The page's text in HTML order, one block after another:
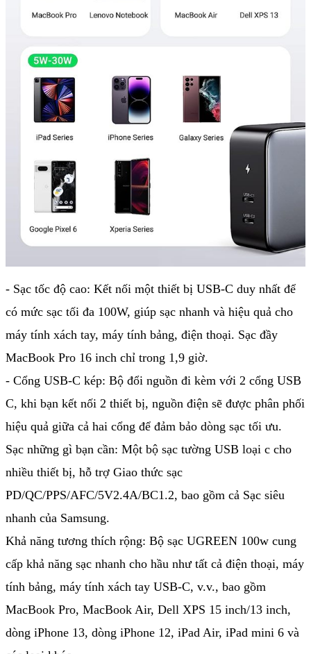
- Sạc tốc độ cao: Kết nối một thiết bị USB-C duy nhất để
có mức sạc tối đa 100W, giúp sạc nhanh và hiệu quả cho
máy tính xách tay, máy tính bảng, điện thoại. Sạc đầy
MacBook Pro 16 inch chỉ trong 1,9 giờ.
- Cổng USB-C kép: Bộ đổi nguồn đi kèm với 2 cổng USB
C, khi bạn kết nối 2 thiết bị, nguồn điện sẽ được phân phối
hiệu quả giữa cả hai cổng để đảm bảo dòng sạc tối ưu.
Sạc những gì bạn cần: Một bộ sạc tường USB loại c cho
nhiều thiết bị, hỗ trợ Giao thức sạc
PD/QC/PPS/AFC/5V2.4A/BC1.2, bao gồm cả Sạc siêu
nhanh của Samsung.
Khả năng tương thích rộng: Bộ sạc UGREEN 100w cung
cấp khả năng sạc nhanh cho hầu như tất cả điện thoại, máy
tính bảng, máy tính xách tay USB-C, v.v., bao gồm
MacBook Pro, MacBook Air, Dell XPS 15 inch/13 inch,
dòng iPhone 13, dòng iPhone 12, iPad Air, iPad mini 6 và